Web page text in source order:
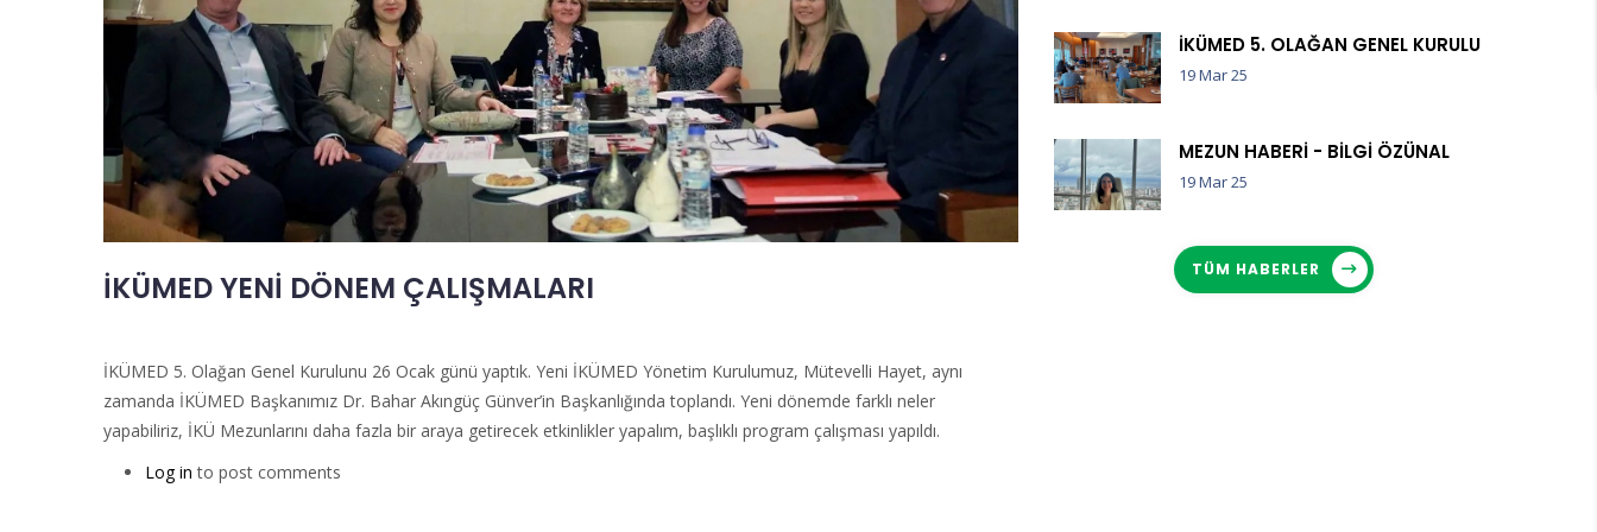
İKÜMED YENİ DÖNEM ÇALIŞMALARI
İKÜMED 5. Olağan Genel Kurulunu 26 Ocak günü yaptık. Yeni İKÜMED Yönetim Kurulumuz, Mütevelli Hayet, aynı
zamanda İKÜMED Başkanımız Dr. Bahar Akıngüç Günver’in Başkanlığında toplandı. Yeni dönemde farklı neler
yapabiliriz, İKÜ Mezunlarını daha fazla bir araya getirecek etkinlikler yapalım, başlıklı program çalışması yapıldı.
Log in to post comments
İKÜMED 5. OLAĞAN GENEL KURULU
19 Mar 25
MEZUN HABERİ - BİLGİ ÖZÜNAL
19 Mar 25
TÜM HABERLER